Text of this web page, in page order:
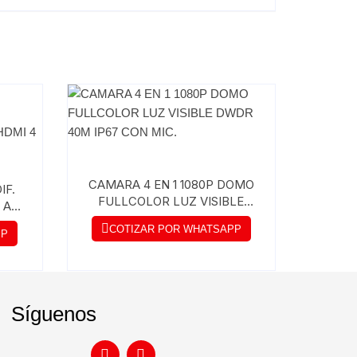
AB
1
CAMARA 4 EN 1 1080P DOMO
FULLCOLOR LUZ VISIBLE
DWDR 40M IP67 CON MIC.
COTIZAR POR WHATSAPP
Síguenos